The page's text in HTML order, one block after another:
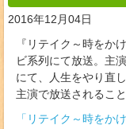
2016年12月04日
『リテイク～時をか
ビ系列にて放送。主
にて、人生をやり直
主演で放送されるこ
「リテイク～時をか